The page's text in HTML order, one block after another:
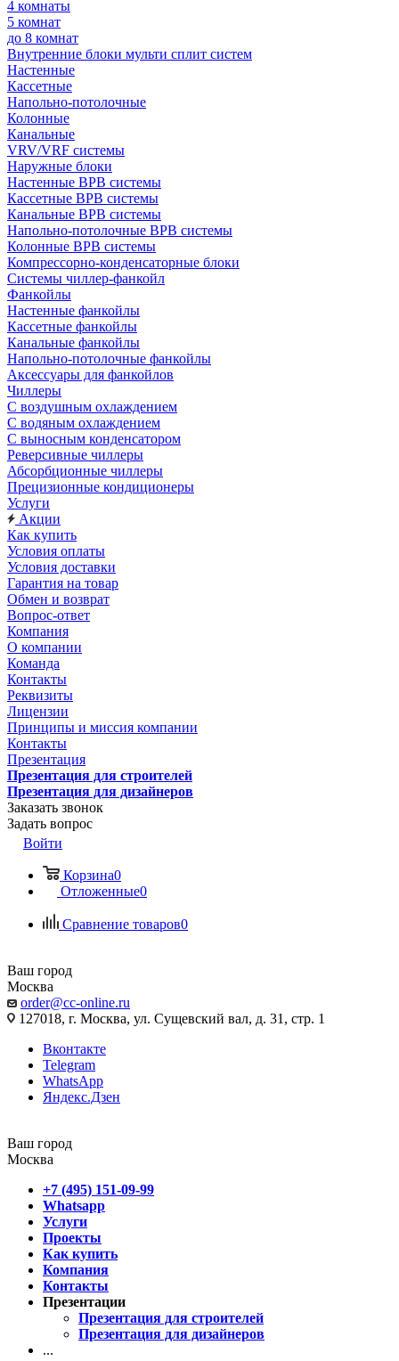
4 комнаты
5 комнат
до 8 комнат
Внутренние блоки мульти сплит систем
Настенные
Кассетные
Напольно-потолочные
Колонные
Канальные
VRV/VRF системы
Наружные блоки
Настенные ВРВ системы
Кассетные ВРВ системы
Канальные ВРВ системы
Напольно-потолочные ВРВ системы
Колонные ВРВ системы
Компрессорно-конденсаторные блоки
Системы чиллер-фанкойл
Фанкойлы
Настенные фанкойлы
Кассетные фанкойлы
Канальные фанкойлы
Напольно-потолочные фанкойлы
Аксессуары для фанкойлов
Чиллеры
С воздушным охлаждением
С водяным охлаждением
С выносным конденсатором
Реверсивные чиллеры
Абсорбционные чиллеры
Прецизионные кондиционеры
Услуги
Акции
Как купить
Условия оплаты
Условия доставки
Гарантия на товар
Обмен и возврат
Вопрос-ответ
Компания
О компании
Команда
Контакты
Реквизиты
Лицензии
Принципы и миссия компании
Контакты
Презентация
Презентация для строителей
Презентация для дизайнеров
Заказать звонок
Задать вопрос
Войти
Корзина0
Отложенные0
Сравнение товаров0
Ваш город
Москва
order@cc-online.ru
127018, г. Москва, ул. Сущевский вал, д. 31, стр. 1
Вконтакте
Telegram
WhatsApp
Яндекс.Дзен
Ваш город
Москва
+7 (495) 151-09-99
Whatsapp
Услуги
Проекты
Как купить
Компания
Контакты
Презентации
Презентация для строителей
Презентация для дизайнеров
...